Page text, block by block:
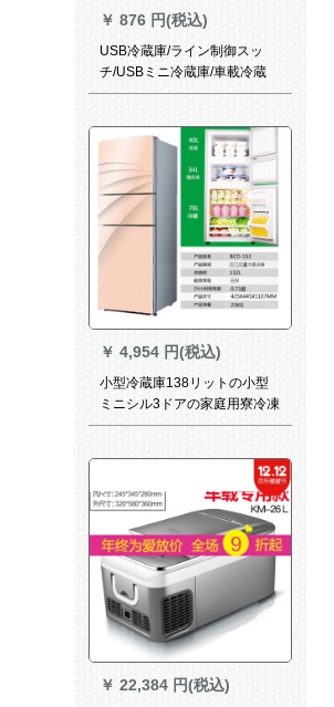
￥ 876 円(税込)
USB冷蔵庫/ライン制御スッ
チ/USBミニ冷蔵庫/車載冷蔵
庫/冷凍暖房/2用/大容量冷蔵庫
￥ 4,954 円(税込)
小型冷蔵庫138リットの小型
ミニシル3ドアの家庭用寮冷凍
車用冷蔵庫静音両門118リッ
￥ 22,384 円(税込)